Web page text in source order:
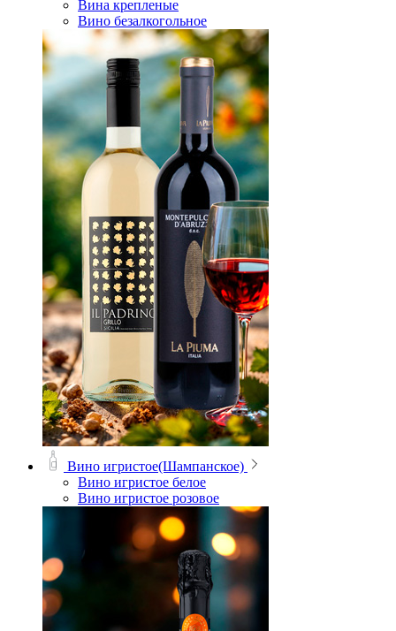
Вина крепленые
Вино безалкогольное
Вино игристое(Шампанское)
Вино игристое белое
Вино игристое розовое